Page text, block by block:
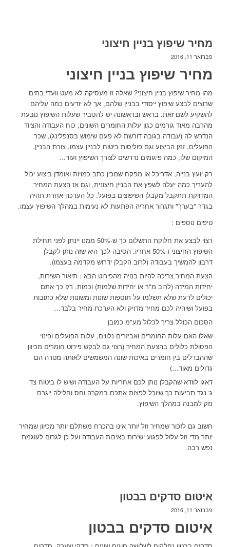
מחיר שיפוץ בניין חיצוני
פברואר 11, 2016
מחיר שיפוץ בניין חיצוני
מהו מחיר שיפוץ בניין חיצוני? שאלה זו מעסיקה לא מעט וועדי בתים
שרוצים לבצע שיפוץ ייסודי בבניין שלהם, אך לא יודעים כמה עליהם
להשקיע לשם זאת. בראש ובראשונה יש להסביר שעלות השיפוץ נובעת
מהרבה מאוד גורמים כגון עלות החומרים השונים, כוח העבודה והציוד
הנדרש לה (עבודה בגובה דורשת לא פעם שימוש בסנפלינג), שכר
הפועלים, זמן הביצוע וגם פוליסות ביטוח לבניין עצמו, צורת הבניין,
המיקום שלו, כמה פיגומים נדרשים לצורך השיפוץ ועוד…
רק יועץ בנייה, אדריכל או מפקח שמכין כתב כמויות ואומדן ביצוע יכול
להעריך כמה יעלה לשפץ את הבניין חיצונית, וגם אז הצעת המחיר
המדויקת תתקבל מקבלן השיפוצים בפועל. כל הערכה אחרת תהיה
בגדר "בערך" ותגרור אחריה הפתעות לא נעימות במהלך השיפוץ עצמו.
טיפים נוספים :
רצוי לבצע את חלוקת התשלום כך ש-50% ממנו יינתן לפני תחילת
השיפוץ החיצוני ו-50% אחריו. הסיבה לכך היא שזה נותן לקבלן
דרבון להמשיך בעבודה (לרוב הקבלן ידרוש מקדמה בעצמו).
הצעת המחיר צריכה להיות בנויה מהפירוט הבא : תיאור השירות,
יחידות המידה (לרוב מ"ר או יחידות שלמות) וכמות. רק כך אתם
יכולים לדעת שלא תשלמו על תוספות שונות ומשונות שלא כתובות
בפועל ושיהיה לכם מחיר מדויק ולא הערכת מחיר בלבד…
הסכום הכולל צריך לכלול מע"מ כמובן
שאלו האם עלות החומרים ואביזרים נלווים, עלות הפועלים ופינוי
הפסולת כלולים בהצעת המחיר (רצוי גם לבקש פירוט חומרים מכיוון
שההבדלים בין חומרים באיכות שונה המשמשים לאותה מטרה הם
גדולים מאוד…)
דאגו לוודא שהקבלן נותן לכם אחריות על העבודה ושיש לו ביטוח צד
ג' נגד תביעות כך שיוכל לפצות אתכם במקרה וחס וחלילה ייגרם
נזק למבנה במהלך השיפוץ.
חשוב גם לזכור שמחיר זול יותר אינו בהכרח משתלם יותר מכיוון שמחיר
יותר מדי זול עלול לפגוע ישירות באיכות העבודה ועל כן לגרום לעוגמת
נפש רבה.
איטום סדקים בבטון
פברואר 11, 2016
איטום סדקים בבטון